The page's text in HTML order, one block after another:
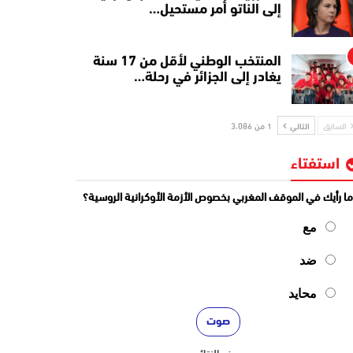
إلى الناتو أمر مستحيل…
المنتخب الوطني لأقل من 17 سنة
يغادر إلى الجزائر في رحلة…
السابق التالي 1 من 3٬086
استفتاء
ما رأيك في الموقف المغربي بخصوص الأزمة الأوكرانية الروسية؟
مع
ضد
محايد